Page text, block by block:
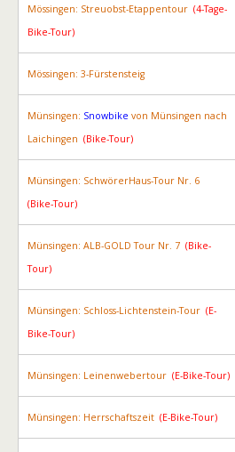
Mössingen: Streuobst-Etappentour (4-Tage-
Bike-Tour)
Mössingen: 3-Fürstensteig
Münsingen: Snowbike von Münsingen nach
Laichingen (Bike-Tour)
Münsingen: SchwörerHaus-Tour Nr. 6
(Bike-Tour)
Münsingen: ALB-GOLD Tour Nr. 7 (Bike-
Tour)
Münsingen: Schloss-Lichtenstein-Tour (E-
Bike-Tour)
Münsingen: Leinenwebertour (E-Bike-Tour)
Münsingen: Herrschaftszeit (E-Bike-Tour)